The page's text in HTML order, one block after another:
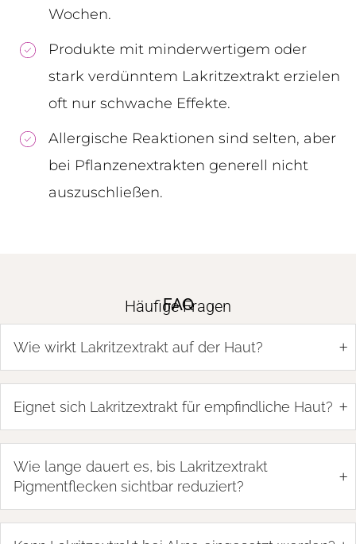
Wochen.
Produkte mit minderwertigem oder
stark verdünntem Lakritzextrakt erzielen
oft nur schwache Effekte.
Allergische Reaktionen sind selten, aber
bei Pflanzenextrakten generell nicht
auszuschließen.
FAQ
Häufige Fragen
Wie wirkt Lakritzextrakt auf der Haut? +
Eignet sich Lakritzextrakt für empfindliche Haut? +
Wie lange dauert es, bis Lakritzextrakt
Pigmentflecken sichtbar reduziert?
+